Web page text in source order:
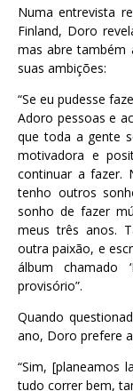
Numa entrevista
Finland, Doro
mas abre também
suas ambições:
“Se eu pudesse
Adoro pessoas e
que toda a gente
motivadora e
continuar a fazer.
tenho outros
sonho de fazer
meus três anos.
outra paixão, e
álbum chamado
provisório”.
Quando
ano, Doro prefere
“Sim, [planeamos
tudo correr bem,